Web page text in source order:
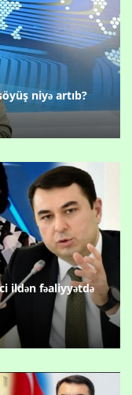
niyə artıb?
ildən fəaliyyətdə